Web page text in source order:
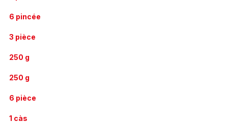
6 pincée
3 pièce
250 g
250 g
6 pièce
1 càs